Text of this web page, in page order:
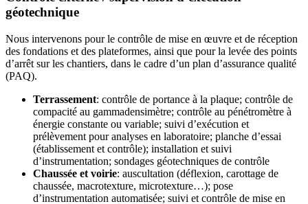
géotechnique
Nous intervenons pour le contrôle de mise en œuvre et de réception
des fondations et des plateformes, ainsi que pour la levée des points
d’arrêt sur les chantiers, dans le cadre d’un plan d’assurance qualité
(PAQ).
Terrassement: contrôle de portance à la plaque; contrôle de
compacité au gammadensimètre; contrôle au pénétromètre à
énergie constante ou variable; suivi d’exécution et
prélèvement pour analyses en laboratoire; planche d’essai
(établissement et contrôle); installation et suivi
d’instrumentation; sondages géotechniques de contrôle
Chaussée et voirie: auscultation (déflexion, carottage de
chaussée, macrotexture, microtexture…); pose
d’instrumentation automatisée; suivi et contrôle de mise en